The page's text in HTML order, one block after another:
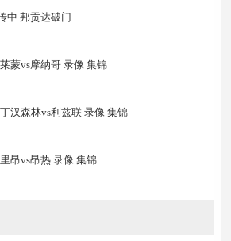
中 邦贡达破门
蒙vs摩纳哥 录像 集锦
汉森林vs利兹联 录像 集锦
昂vs昂热 录像 集锦